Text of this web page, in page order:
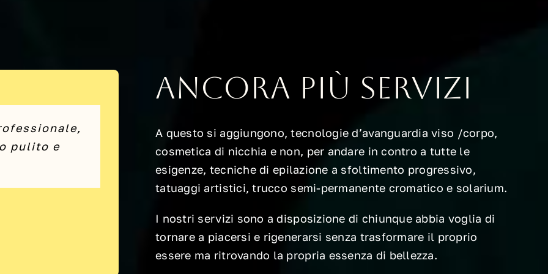
pulito e
chiedere
mai uscita
cliente!”
Ancora più servizi
A questo si aggiungono, tecnologie d’avanguardia viso /corpo,
cosmetica di nicchia e non, per andare in contro a tutte le
esigenze, tecniche di epilazione a sfoltimento progressivo,
tatuaggi artistici, trucco semi-permanente cromatico e solarium.
I nostri servizi sono a disposizione di chiunque abbia voglia di
tornare a piacersi e rigenerarsi senza trasformare il proprio
essere ma ritrovando la propria essenza di bellezza.